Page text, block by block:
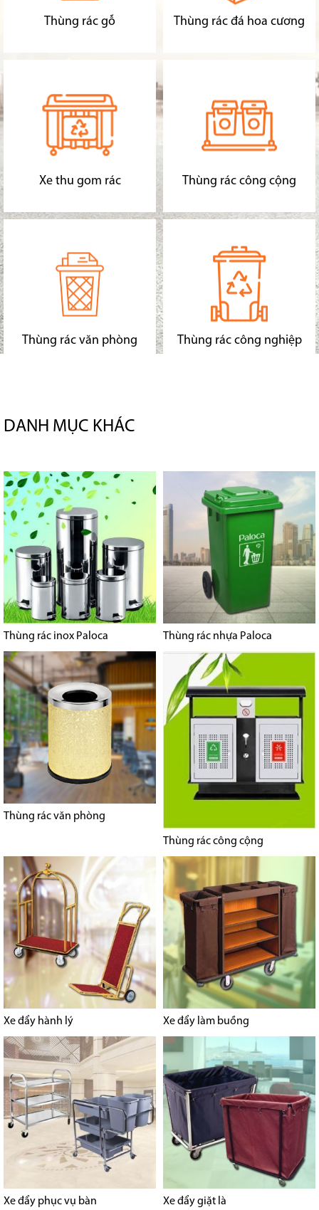
Thùng rác gỗ Thùng rác đá hoa cương
Xe thu gom rác Thùng rác công cộng
Thùng rác văn phòng Thùng rác công nghiệp
DANH MỤC KHÁC
Thùng rác inox Paloca Thùng rác nhựa Paloca
Thùng rác văn phòng
Thùng rác công cộng
Xe đẩy hành lý Xe đẩy làm buồng
Xe đẩy phục vụ bàn Xe đẩy giặt là